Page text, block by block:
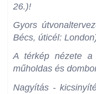
26.)!
Gyors
Bécs, úticél:
A térkép nézete a
műholdas és
Nagyítás -